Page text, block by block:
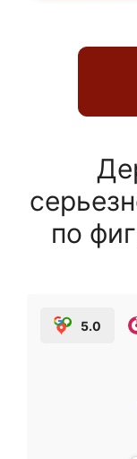
по
5.0